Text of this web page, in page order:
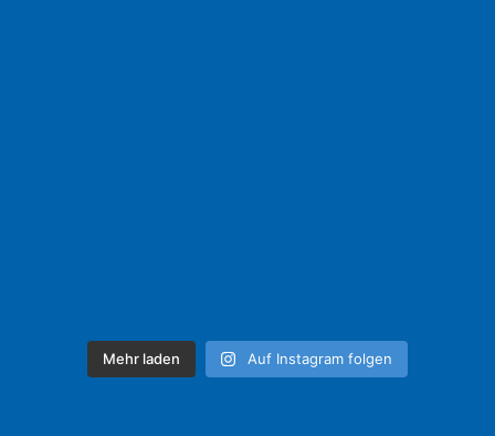
Mehr laden Auf Instagram folgen